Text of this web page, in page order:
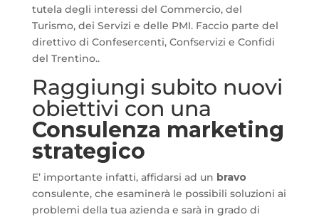
tutela degli interessi del Commercio, del
Turismo, dei Servizi e delle PMI. Faccio parte del
direttivo di Confesercenti, Confservizi e Confidi
del Trentino..
Raggiungi subito nuovi
obiettivi con una
Consulenza marketing
strategico
E’ importante infatti, affidarsi ad un bravo
consulente, che esaminerà le possibili soluzioni ai
problemi della tua azienda e sarà in grado di